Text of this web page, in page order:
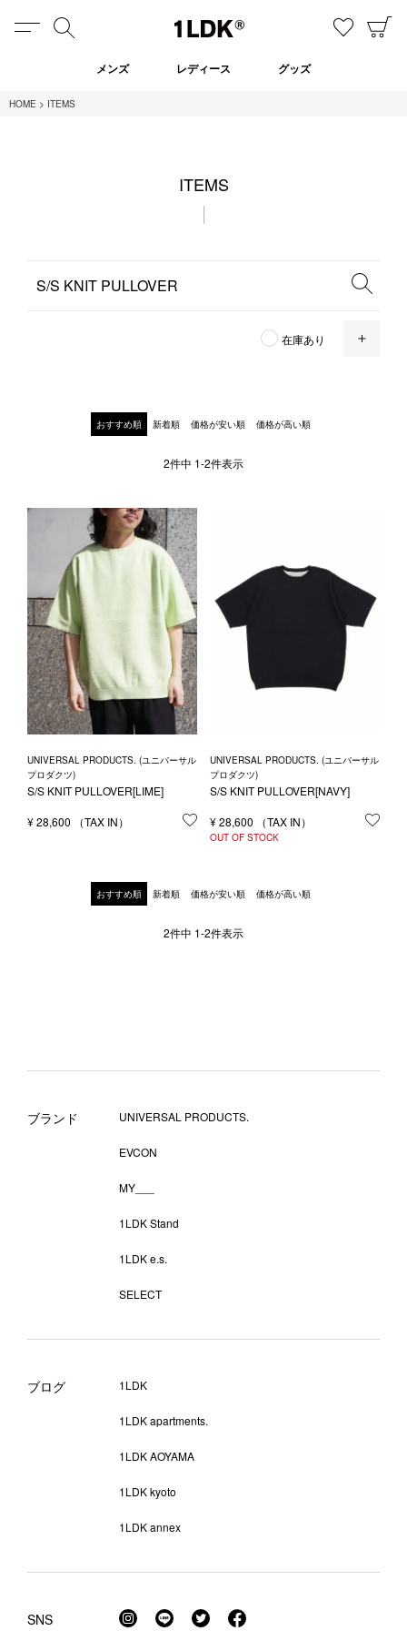
MENU お気に
メンズ レディース グッズ
1LDK STAND
HOME ITEMS
ITEMS
在庫あり
おすすめ順 新着順 価格が安い順 価格が高い順
2件中 1-2件表示
UNIVERSAL PRODUCTS. (ユニバーサル
プロダクツ)
S/S KNIT PULLOVER[LIME]
¥28,600 お気に入りに登録する
UNIVERSAL PRODUCTS. (ユニバーサル
プロダクツ)
S/S KNIT PULLOVER[NAVY]
¥28,600
OUT OF STOCK
おすすめ順 新着順 価格が安い順 価格が高い順
2件中 1-2件表示
ブランド UNIVERSAL PRODUCTS.
EVCON
MY___
1LDK Stand
1LDK e.s.
SELECT
ブログ 1LDK
1LDK apartments.
1LDK AOYAMA
1LDK kyoto
1LDK annex
SNS